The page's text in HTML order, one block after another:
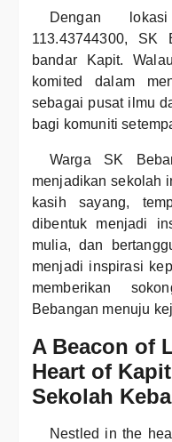
Dengan
113.43744300, SK
bandar Kapit.
komited dalam
sebagai pusat ilmu
bagi komuniti
Warga SK
menjadikan sekolah
kasih sayang,
dibentuk menjadi
mulia, dan
menjadi inspirasi
memberikan
Bebangan menuju
A Beacon of
Heart of
Sekolah
Nestled in the